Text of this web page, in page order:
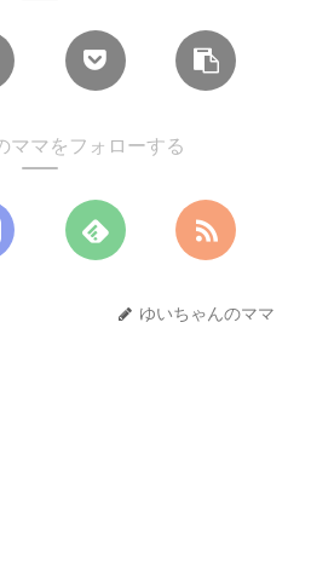
ママをフォローする
ゆいちゃんのママ